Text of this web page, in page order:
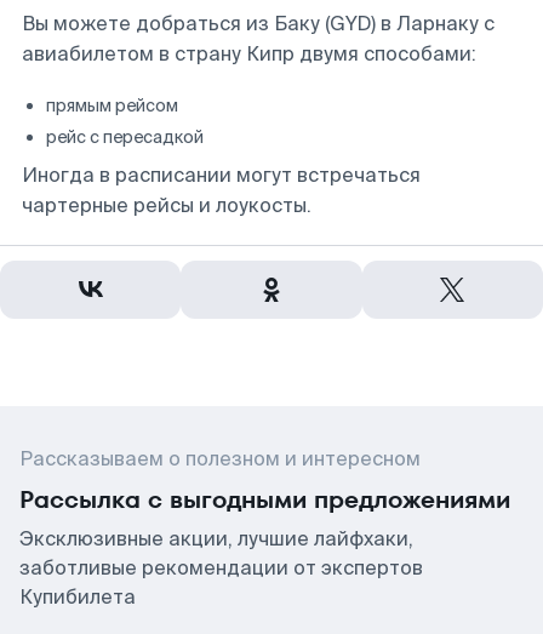
Вы можете добраться из Баку (GYD) в Ларнаку с
авиабилетом в страну Кипр двумя способами:
прямым рейсом
рейс с пересадкой
Иногда в расписании могут встречаться
чартерные рейсы и лоукосты.
Рассказываем о полезном и интересном
Рассылка с выгодными предложениями
Эксклюзивные акции, лучшие лайфхаки,
заботливые рекомендации от экспертов
Купибилета